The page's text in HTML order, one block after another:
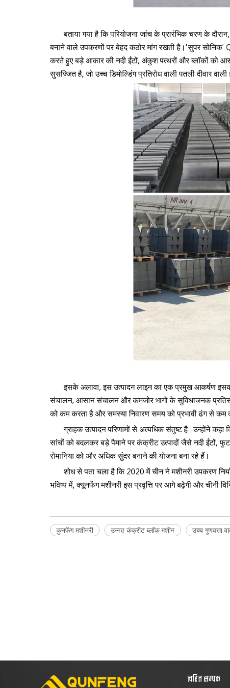
बताया गया है कि परियोजना जांच के प्रारंभिक चरण के
बनाने वाले उपकरणों पर बेहद कठोर मांग रखती है।'सुपर सोनिक'
करते हुए बड़े आकार की नदी ईंटों, अंकुश पत्थरों और ब्लॉकों को
सुसज्जित है, जो उच्च डिमोल्डिंग प्रतिरोध वाली पतली दीवार
इसके अलावा, इस उत्पादन लाइन का एक प्रमुख आकर्षण
संचालन, आसान संचालन और कमजोर भागों के सुविधाजनक
को कम करता है और समस्या निवारण समय को प्रभावी ढंग से कम
ग्राहक उत्पादन परिणामों से अत्यधिक संतुष्ट है।उन्होंने कहा
सांचों को बदलकर बड़े पैमाने पर कंक्रीट उत्पादों जैसे नदी ईंटों,
रोमानिया को और अधिक सुंदर बनाने की योजना बना रहे हैं।
शोध से पता चला है कि 2020 में चीन ने मशीनरी उपकरण
भविष्य में, क्यूनफेंग मशीनरी इस प्रवृत्ति पर आगे बढ़ेगी और चीनी
कुनफेंग मशीनरी उन्नत कंक्रीट ब्लॉक मशीन उच्च गुणवत्ता
त्वरित सम्पक